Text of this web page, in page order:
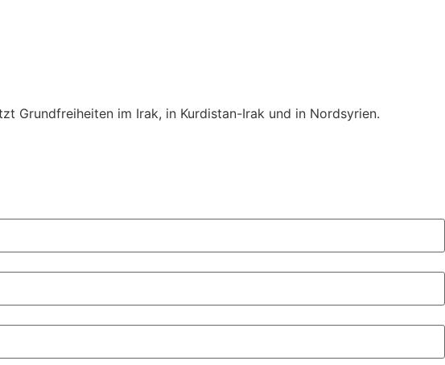
Grundfreiheiten im Irak, in Kurdistan-Irak und in Nordsyrien.